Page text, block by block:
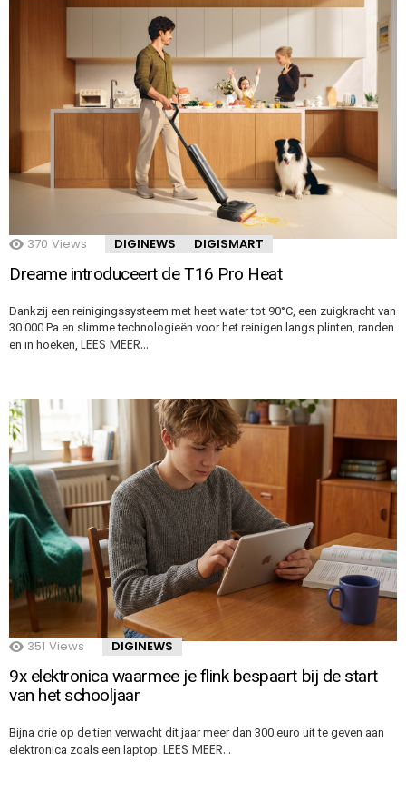
370 Views DIGINEWS DIGISMART
Dreame introduceert de T16 Pro Heat
Dankzij een reinigingssysteem met heet water tot 90°C, een zuigkracht van
30.000 Pa en slimme technologieën voor het reinigen langs plinten, randen
en in hoeken, LEES MEER…
351 Views DIGINEWS
9x elektronica waarmee je flink bespaart bij de start
van het schooljaar
Bijna drie op de tien verwacht dit jaar meer dan 300 euro uit te geven aan
elektronica zoals een laptop. LEES MEER…